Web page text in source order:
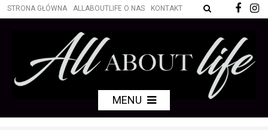
STRONA GŁÓWNA ALLABOUTLIFE O NAS KONTAKT
MENU